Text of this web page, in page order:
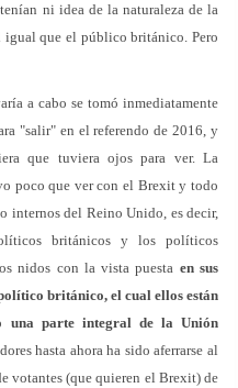
ni idea de la naturaleza de la
que el público británico. Pero
a cabo se tomó inmediatamente
"salir" en el referendo de 2016, y
que tuviera ojos para ver. La
poco que ver con el Brexit y todo
internos del Reino Unido, es decir,
británicos y los políticos
nidos con la vista puesta en sus
británico, el cual ellos están
una parte integral de la Unión
hasta ahora ha sido aferrarse al
votantes (que quieren el Brexit) de